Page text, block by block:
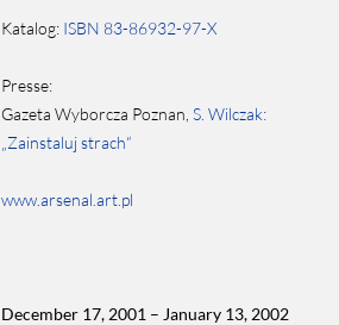
Katalog: ISBN 83-86932-97-X
Presse:
Gazeta Wyborcza Poznan,S. Wilczak:
„Zainstaluj strach“
www.arsenal.art.pl
December 17, 2001 – January 13, 2002